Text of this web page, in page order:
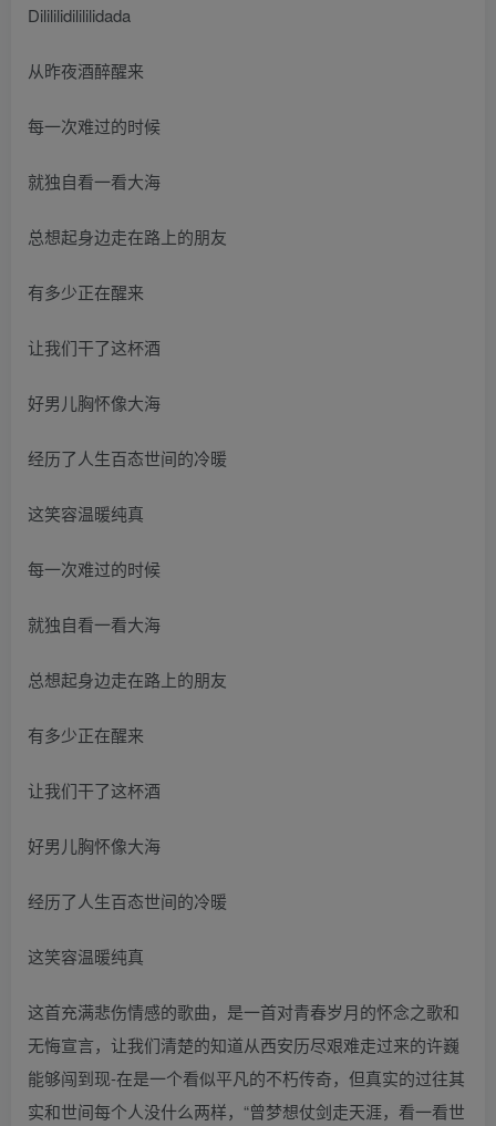
Dilililidilililidada
从昨夜酒醉醒来
每一次难过的时候
就独自看一看大海
总想起身边走在路上的朋友
有多少正在醒来
让我们干了这杯酒
好男儿胸怀像大海
经历了人生百态世间的冷暖
这笑容温暖纯真
每一次难过的时候
就独自看一看大海
总想起身边走在路上的朋友
有多少正在醒来
让我们干了这杯酒
好男儿胸怀像大海
经历了人生百态世间的冷暖
这笑容温暖纯真
这首充满悲伤情感的歌曲，是一首对青春岁月的怀念之歌和
无悔宣言，让我们清楚的知道从西安历尽艰难走过来的许巍
能够闯到现-在是一个看似平凡的不朽传奇，但真实的过往其
实和世间每个人没什么两样，“曾梦想仗剑走天涯，看一看世